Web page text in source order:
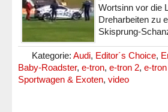
Wortsinn vor die
Dreharbeiten zu
Skisprung-
Kategorie: Audi, Editor´s Choice,
Baby-Roadster, e-tron, e-tron 2, e-
Sportwagen & Exoten, video